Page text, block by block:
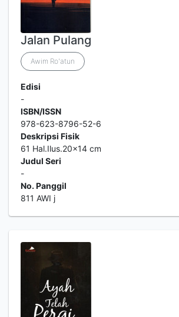
Jalan Pulang
Awim Ro'atun
Edisi
-
ISBN/ISSN
978-623-8796-52-6
Deskripsi Fisik
61 Hal.Ilus.20x14 cm
Judul Seri
-
No. Panggil
811 AWI j